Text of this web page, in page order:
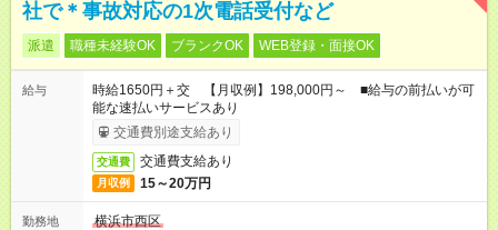
社で＊事故対応の1次電話受付など
派遣 職種未経験OK ブランクOK WEB登録・面接OK
給与
時給1650円＋交 【月収例】198,000円～ ■給与の前払いが可
能な速払いサービスあり
交通費別途支給あり
交通費 交通費支給あり
月収例 15～20万円
勤務地
横浜市西区